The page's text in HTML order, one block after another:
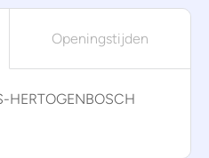
Openingstijden
HERTOGENBOSCH